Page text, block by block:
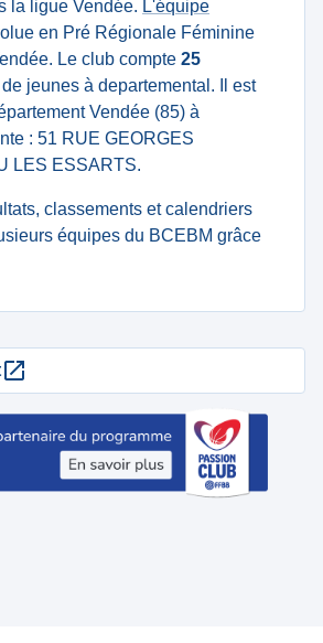
la ligue Vendée. L'équipe
en Pré Régionale Féminine
Le club compte 25
jeunes à departemental. Il est
Vendée (85) à
: 51 RUE GEORGES
LES ESSARTS.
classements et calendriers
équipes du BCEBM grâce